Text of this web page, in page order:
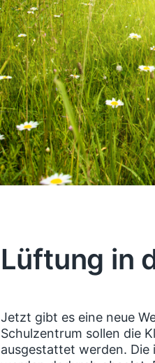
Lüftung in
Jetzt gibt es eine neue
Schulzentrum sollen die
ausgestattet werden.